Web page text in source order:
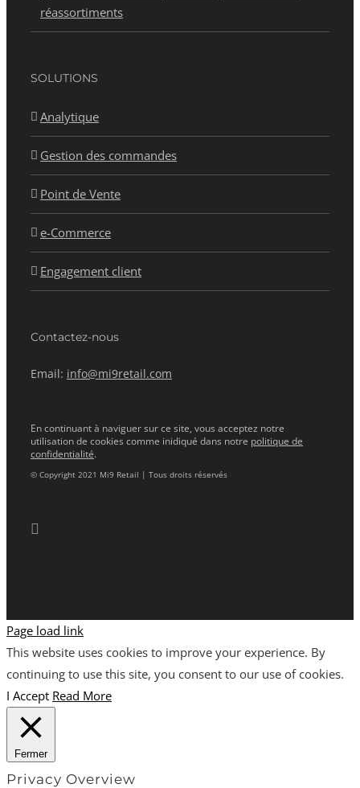
réassortiments
SOLUTIONS
Analytique
Gestion des commandes
Point de Vente
e-Commerce
Engagement client
Contactez-nous
Email: info@mi9retail.com
En continuant à naviguer sur ce site, vous acceptez notre
utilisation de cookies comme inidiqué dans notre politique de
confidentialité.
© Copyright 2021 Mi9 Retail | Tous droits réservés
Page load link
This website uses cookies to improve your experience. By
continuing to use this site, you consent to our use of cookies.
I Accept Read More
Fermer
Privacy Overview